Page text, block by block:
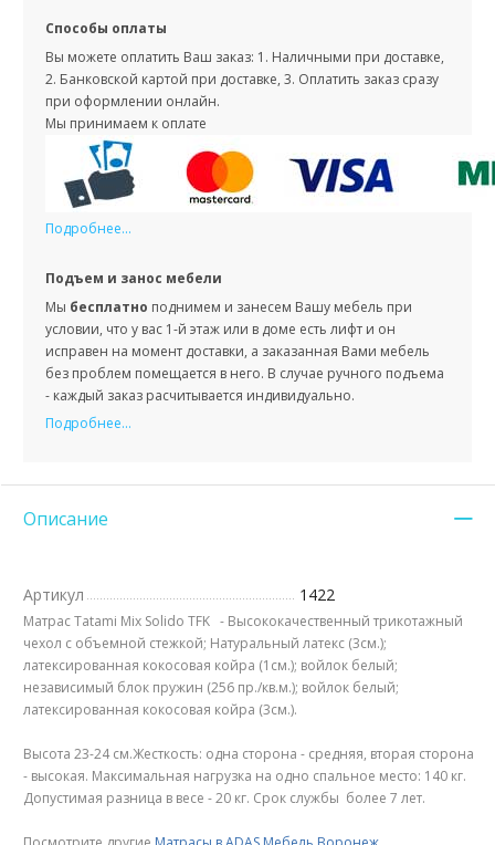
Способы оплаты
Вы можете оплатить Ваш заказ: 1. Наличными при доставке,
2. Банковской картой при доставке, 3. Оплатить заказ сразу
при оформлении онлайн.
Мы принимаем к оплате
Подробнее...
Подъем и занос мебели
Мы бесплатно поднимем и занесем Вашу мебель при
условии, что у вас 1-й этаж или в доме есть лифт и он
исправен на момент доставки, а заказанная Вами мебель
без проблем помещается в него. В случае ручного подъема
- каждый заказ расчитывается индивидуально.
Подробнее...
Описание
Артикул 1422
Матрас Tatami Mix Solido TFK - Высококачественный трикотажный
чехол с объемной стежкой; Натуральный латекс (3см.);
латексированная кокосовая койра (1см.); войлок белый;
независимый блок пружин (256 пр./кв.м.); войлок белый;
латексированная кокосовая койра (3см.).
Высота 23-24 см.Жесткость: одна сторона - средняя, вторая сторона
- высокая. Максимальная нагрузка на одно спальное место: 140 кг.
Допустимая разница в весе - 20 кг. Срок службы более 7 лет.